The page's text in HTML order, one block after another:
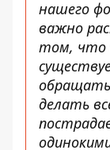
нашего
важно
том, что
делать